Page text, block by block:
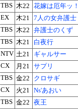
TBS 木22
花嫁は厄年ッ
EX 木21
7人の女弁護士
TBS 木22
弁護士のくず
TBS 木21
白夜行
NTV 土21
ギャルサー
CX 月21
サプリ
TBS 金22
クロサギ
CX 火21
Ns'あおい
TBS 金22
夜王